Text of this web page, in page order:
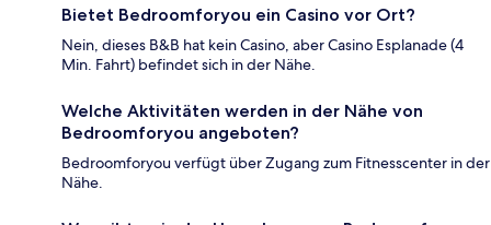
Bietet Bedroomforyou ein Casino vor Ort?
Nein, dieses B&B hat kein Casino, aber Casino Esplanade (4
Min. Fahrt) befindet sich in der Nähe.
Welche Aktivitäten werden in der Nähe von
Bedroomforyou angeboten?
Bedroomforyou verfügt über Zugang zum Fitnesscenter in der
Nähe.